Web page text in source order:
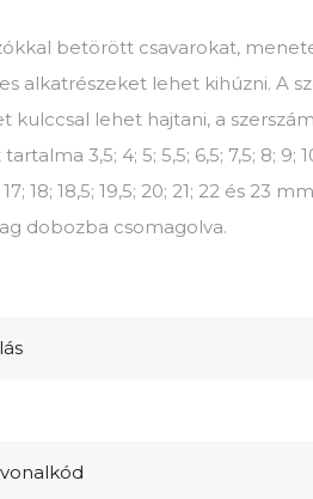
betörött csavarokat,
alkatrészeket lehet kihúzni. A
kulccsal lehet hajtani, a
3,5; 4; 5; 5,5; 6,5; 7,5; 8; 9; 10;
17; 18; 18,5; 19,5; 20; 21; 22 és 23
dobozba csomagolva.